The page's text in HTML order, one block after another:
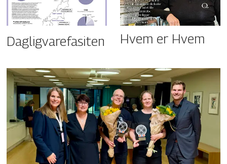
Dagligvarefasiten Hvem er Hvem